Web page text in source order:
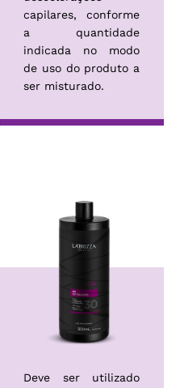
capilares, conforme
a quantidade
indicada no modo
de uso do produto a
ser misturado.
Deve ser utilizado